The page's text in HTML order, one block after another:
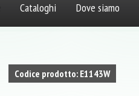
Cataloghi Dove siamo
Codice prodotto: E1143W